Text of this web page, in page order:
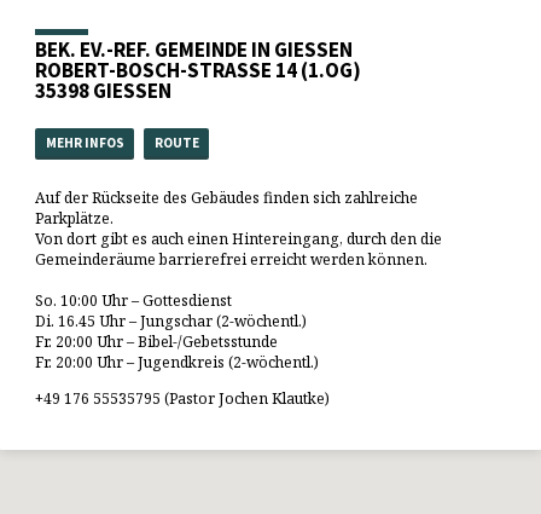
BEK. EV.-REF. GEMEINDE IN GIESSEN
ROBERT-BOSCH-STRASSE 14 (1.OG)
35398 GIESSEN
MEHR INFOS ROUTE
Auf der Rückseite des Gebäudes finden sich zahlreiche
Parkplätze.
Von dort gibt es auch einen Hintereingang, durch den die
Gemeinderäume barrierefrei erreicht werden können.
So. 10:00 Uhr – Gottesdienst
Di. 16.45 Uhr – Jungschar (2-wöchentl.)
Fr. 20:00 Uhr – Bibel-/Gebetsstunde
Fr. 20:00 Uhr – Jugendkreis (2-wöchentl.)
+49 176 55535795 (Pastor Jochen Klautke)